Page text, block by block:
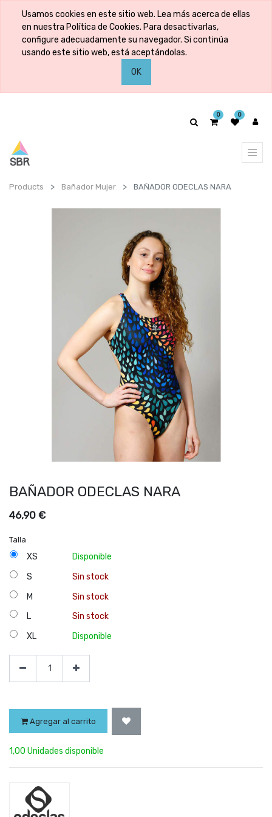
Usamos cookies en este sitio web. Lea más acerca de ellas
en nuestra Política de Cookies. Para desactivarlas,
configure adecuadamente su navegador. Si continúa
usando este sitio web, está aceptándolas.
OK
0 0
Products Bañador Mujer BAÑADOR ODECLAS NARA
BAÑADOR ODECLAS NARA
46,90 €
Talla
XS
Disponible
S
Sin stock
M
Sin stock
L
Sin stock
XL
Disponible
Agregar al carrito
1,00 Unidades disponible